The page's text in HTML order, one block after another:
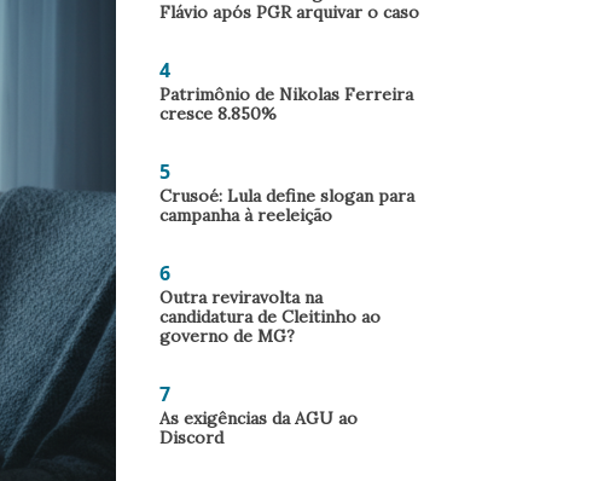
Flávio após PGR arquivar o caso
4
Patrimônio de Nikolas Ferreira
cresce 8.850%
5
Crusoé: Lula define slogan para
campanha à reeleição
6
Outra reviravolta na
candidatura de Cleitinho ao
governo de MG?
7
As exigências da AGU ao
Discord